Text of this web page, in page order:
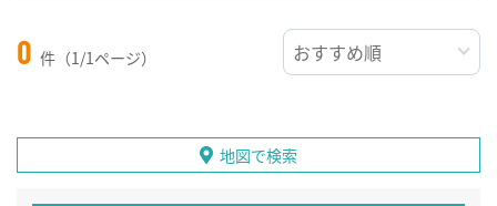
0 件（1/1ページ）
地図で検索